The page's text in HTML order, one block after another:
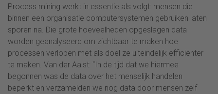
Process mining werkt in essentie als volgt: mensen die
binnen een organisatie computersystemen gebruiken laten
sporen na. Die grote hoeveelheden opgeslagen data
worden geanalyseerd om zichtbaar te maken hoe
processen verlopen met als doel ze uiteindelijk efficiënter
te maken. Van der Aalst: “In de tijd dat we hiermee
begonnen was de data over het menselijk handelen
beperkt en verzamelden we nog data door mensen zelf